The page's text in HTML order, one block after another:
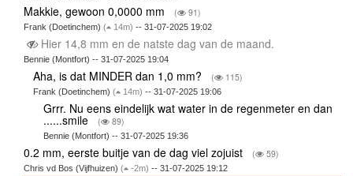
Makkie, gewoon 0,0000 mm ( 91)
Frank (Doetinchem) ( 14m) -- 31-07-2025 19:02
Hier 14,8 mm en de natste dag van de maand.
Bennie (Montfort) -- 31-07-2025 19:04
Aha, is dat MINDER dan 1,0 mm? ( 115)
Frank (Doetinchem)( 14m) -- 31-07-2025 19:06
Grrr. Nu eens eindelijk wat water in de regenmeter en dan
......smile ( 89)
Bennie (Montfort) -- 31-07-2025 19:36
0.2 mm, eerste buitje van de dag viel zojuist ( 59)
Chris vd Bos (Vijfhuizen) ( -2m) -- 31-07-2025 19:12